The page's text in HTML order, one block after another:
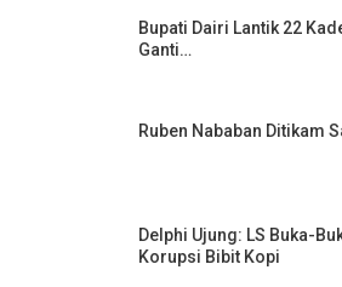
Bupati Dairi Lantik 22
Ganti…
Ruben Nababan Ditikam
Delphi Ujung: LS Buka-
Korupsi Bibit Kopi